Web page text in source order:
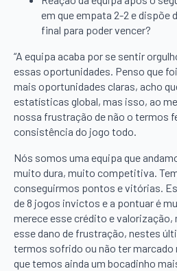
em que empata 2-2 e dispõe
final para poder vencer?
“A equipa acaba por se sentir
essas oportunidades. Penso que
mais oportunidades claras, acho
estatísticas global, mas isso, ao
nossa frustração de não o termos
consistência do jogo todo.
Nós somos uma equipa que
muito dura, muito competitiva.
conseguirmos pontos e vitórias.
de 8 jogos invictos e a pontuar é
merece esse crédito e
esse dano de frustração, nestes
termos sofrido ou não ter marcado
que temos ainda um bocadinho